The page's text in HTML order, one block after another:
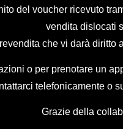
del voucher ricevuto
vendita dislocati
che vi darà diritto
o per prenotare un
telefonicamente o
Grazie della